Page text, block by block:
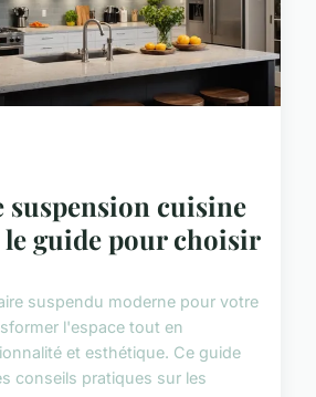
cuisine
guide pour choisir
suspendu moderne pour votre
l'espace tout en
et esthétique. Ce guide
conseils pratiques sur les